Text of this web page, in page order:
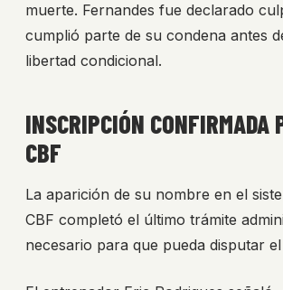
muerte. Fernandes fue declarado
cumplió parte de su condena antes
libertad condicional.
INSCRIPCIÓN CONFIRMADA
CBF
La aparición de su nombre en el
CBF completó el último trámite
necesario para que pueda disputar